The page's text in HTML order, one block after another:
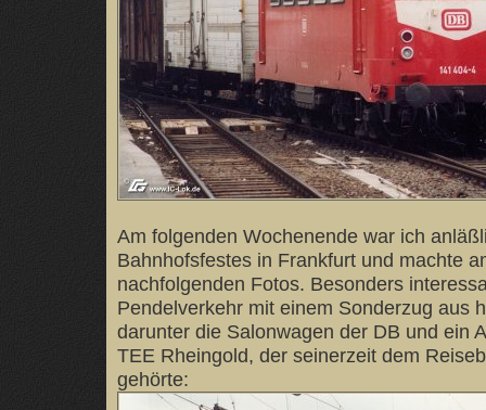
Am folgenden Wochenende war ich
Bahnhofsfestes in Frankfurt und machte
nachfolgenden Fotos. Besonders
Pendelverkehr mit einem Sonderzug aus
darunter die Salonwagen der DB und ein
TEE Rheingold, der seinerzeit dem
gehörte: